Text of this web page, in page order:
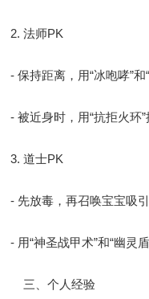
2. 法师PK
- 保持距离，用“冰咆哮”和
- 被近身时，用“抗拒火环
3. 道士PK
- 先放毒，再召唤宝宝吸引
- 用“神圣战甲术”和“幽灵
三、个人经验